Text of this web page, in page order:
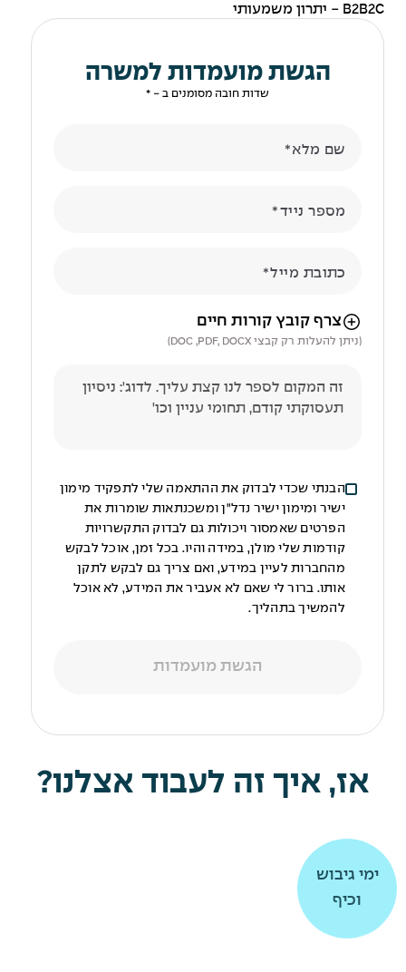
B2B2C - יתרון משמעותי
הגשת מועמדות למשרה
שדות חובה מסומנים ב - *
שם מלא
מספר נייד
כתובת מייל
הניווט לאחר העלאת הקובץ באמצעות מקש ה-TAB
צרף קובץ קורות חיים
(ניתן להעלות רק קבצי DOC ,PDF, DOCX)
הבנתי שכדי לבדוק את ההתאמה שלי לתפקיד מימון
ישיר ומימון ישיר נדל"ן ומשכנתאות שומרות את
הפרטים שאמסור ויכולות גם לבדוק התקשרויות
קודמות שלי מולן, במידה והיו. בכל זמן, אוכל לבקש
מהחברות לעיין במידע, ואם צריך גם לבקש לתקן
אותו. ברור לי שאם לא אעביר את המידע, לא אוכל
להמשיך בתהליך.
הגשת מועמדות
אז, איך זה לעבוד אצלנו?
ימי גיבוש
וכיף
תרומה
לקהילה
ימי גיבוש
וכיף
תרומה
לקהילה